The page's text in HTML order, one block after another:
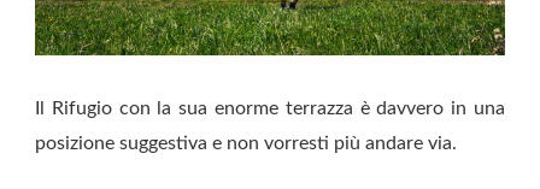
Il Rifugio con la sua enorme terrazza è davvero in una
posizione suggestiva e non vorresti più andare via.